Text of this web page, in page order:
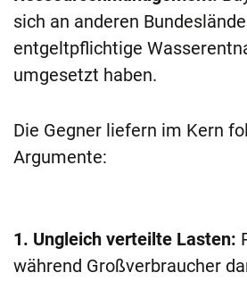
sich an anderen
entgeltpflichtige
umgesetzt haben.
Die Gegner liefern im Kern
Argumente:
1. Ungleich verteilte Lasten:
während Großverbraucher